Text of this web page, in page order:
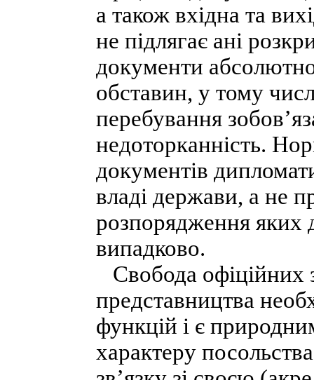
а також вхідна та
не підлягає ані
документи
обставин, у тому
перебування
недоторканність.
документів
владі держави, а не
розпорядження яких
випадково.
Свобода офіційних
представництва
функцій і є
характеру